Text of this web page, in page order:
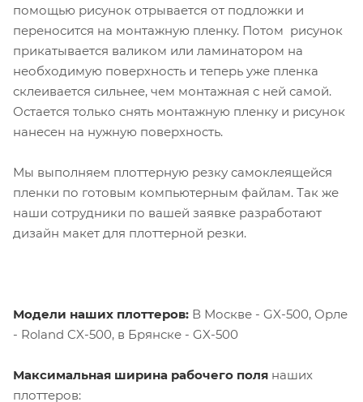
помощью рисунок отрывается от подложки и
переносится на монтажную пленку. Потом рисунок
прикатывается валиком или ламинатором на
необходимую поверхность и теперь уже пленка
склеивается сильнее, чем монтажная с ней самой.
Остается только снять монтажную пленку и рисунок
нанесен на нужную поверхность.
Мы выполняем плоттерную резку самоклеящейся
пленки по готовым компьютерным файлам. Так же
наши сотрудники по вашей заявке разработают
дизайн макет для плоттерной резки.
Модели наших плоттеров: В Москве - GX-500, Орле
- Roland CX-500, в Брянске - GX-500
Максимальная ширина рабочего поля наших
плоттеров: